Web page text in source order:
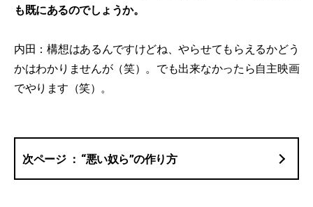
も既にあるのでしょうか。
内田：構想はあるんですけどね、やらせてもらえるかどう
かはわかりませんが（笑）。でも出来なかったら自主映画
でやります（笑）。
“悪い奴ら”の作り方